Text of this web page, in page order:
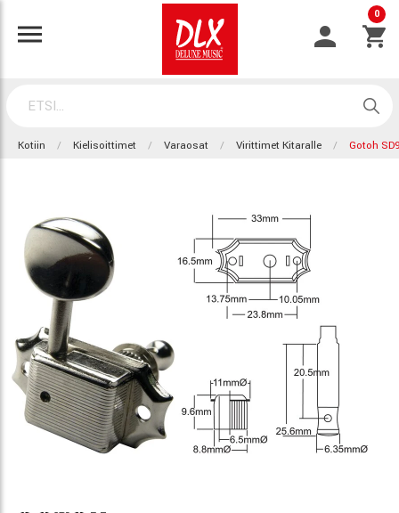
0
Kotiin Kielisoittimet Varaosat Virittimet Kitaralle Gotoh